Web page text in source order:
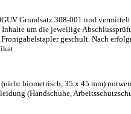
Grundsatz 308-001 und
um die jeweilige
geschult. Nach
biometrisch, 35 x 45 mm)
(Handschuhe,